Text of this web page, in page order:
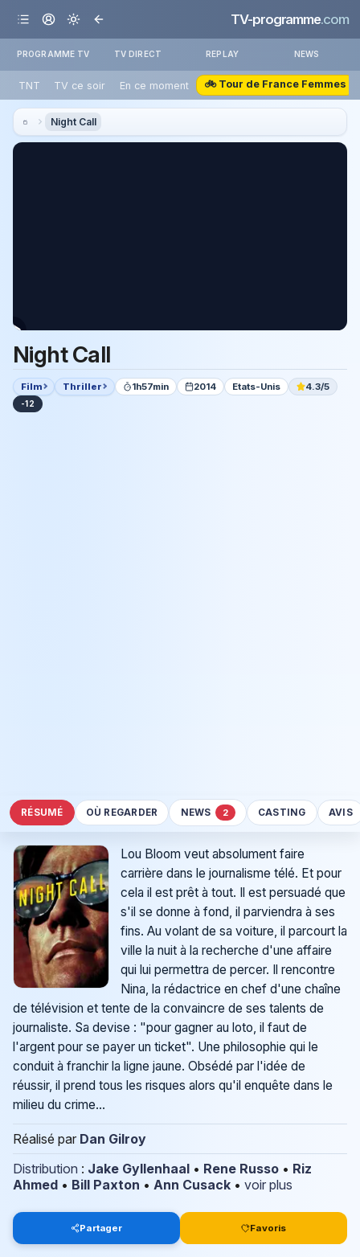
TV-programme.com
PROGRAMME TV TV DIRECT REPLAY NEWS
TNT TV ce soir En ce moment 🚲 Tour de France Femmes
Night Call
Night Call
Film Thriller 1h57min 2014 Etats-Unis 4.3/5
-12
RÉSUMÉ OÙ REGARDER NEWS 2 CASTING AVIS
Lou Bloom veut absolument faire
carrière dans le journalisme télé. Et pour
cela il est prêt à tout. Il est persuadé que
s'il se donne à fond, il parviendra à ses
fins. Au volant de sa voiture, il parcourt la
ville la nuit à la recherche d'une affaire
qui lui permettra de percer. Il rencontre
Nina, la rédactrice en chef d'une chaîne
de télévision et tente de la convaincre de ses talents de
journaliste. Sa devise : "pour gagner au loto, il faut de
l'argent pour se payer un ticket". Une philosophie qui le
conduit à franchir la ligne jaune. Obsédé par l'idée de
réussir, il prend tous les risques alors qu'il enquête dans le
milieu du crime...
Réalisé par Dan Gilroy
Distribution : Jake Gyllenhaal • Rene Russo • Riz
Ahmed • Bill Paxton • Ann Cusack • voir plus
Partager Favoris